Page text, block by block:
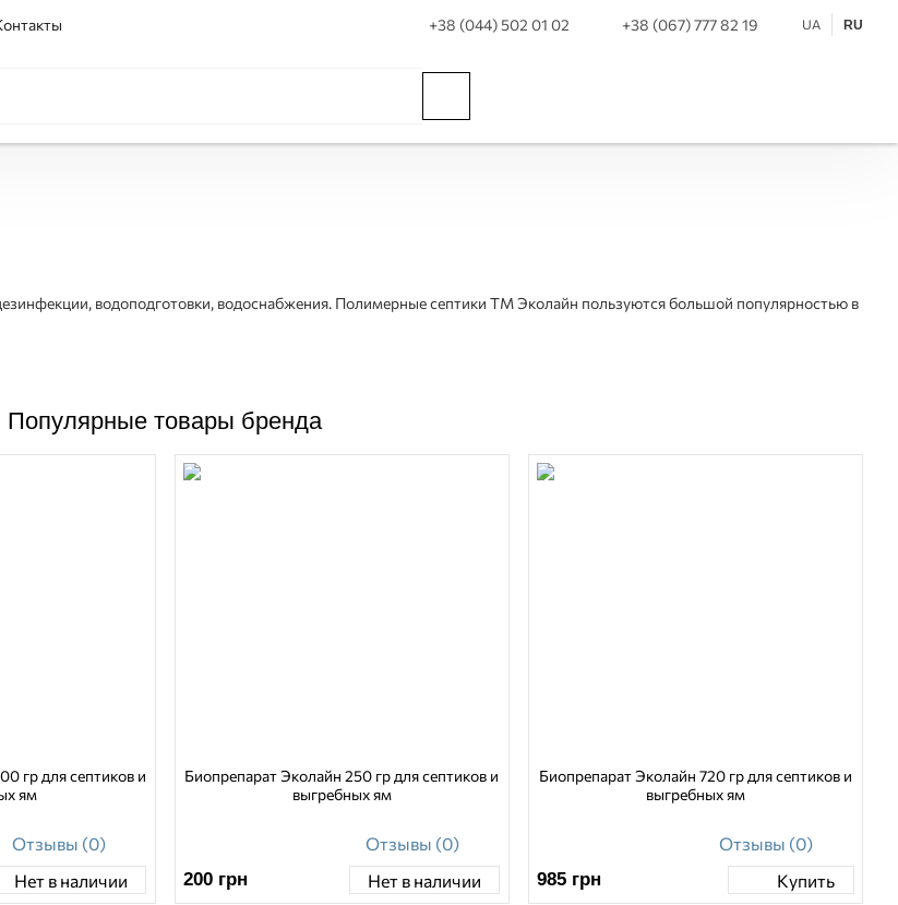
+38 (044) 502 01 02 +38 (067) 777 82 19 UA RU
водоподготовки, водоснабжения. Полимерные септики ТМ Эколайн пользуются большой популярностью в
Популярные товары бренда
гр для септиков и
ям
Отзывы (0)
Нет в наличии
Биопрепарат Эколайн 250 гр для септиков и
выгребных ям
Отзывы (0)
200 грн Нет в наличии
Биопрепарат Эколайн 720 гр для септиков и
выгребных ям
Отзывы (0)
985 грн Купить